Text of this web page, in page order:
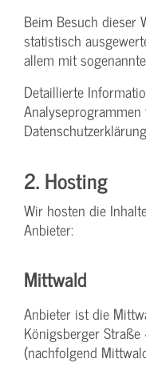
Beim Besuch dieser
statistisch
allem mit
Detaillierte
2. Hosting
Wir hosten die
Anbieter:
Mittwald
Anbieter ist die
Königsberger
(nachfolgend